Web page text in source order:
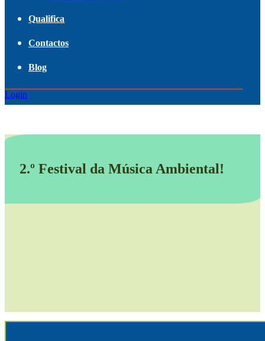
Qualifica
Contactos
Blog
Login
2.º Festival da Música Ambiental!